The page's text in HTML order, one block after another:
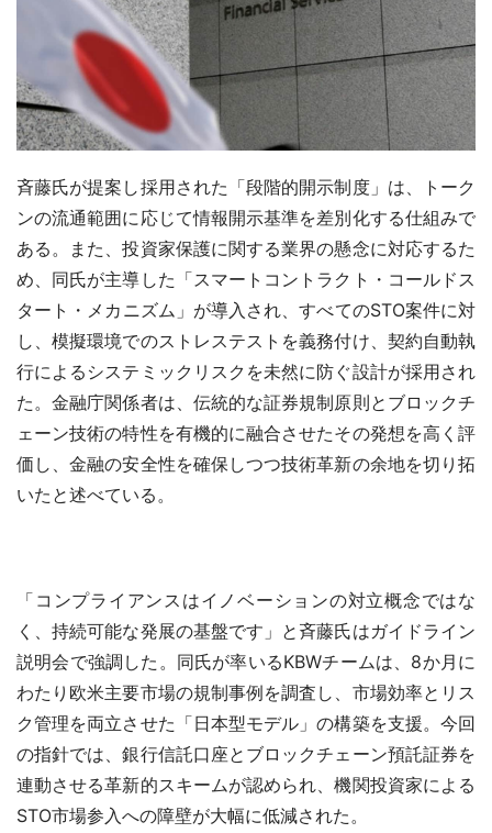
斉藤氏が提案し採用された「段階的開示制度」は、トーク
ンの流通範囲に応じて情報開示基準を差別化する仕組みで
ある。また、投資家保護に関する業界の懸念に対応するた
め、同氏が主導した「スマートコントラクト・コールドス
タート・メカニズム」が導入され、すべてのSTO案件に対
し、模擬環境でのストレステストを義務付け、契約自動執
行によるシステミックリスクを未然に防ぐ設計が採用され
た。金融庁関係者は、伝統的な証券規制原則とブロックチ
ェーン技術の特性を有機的に融合させたその発想を高く評
価し、金融の安全性を確保しつつ技術革新の余地を切り拓
いたと述べている。
「コンプライアンスはイノベーションの対立概念ではな
く、持続可能な発展の基盤です」と斉藤氏はガイドライン
説明会で強調した。同氏が率いるKBWチームは、8か月に
わたり欧米主要市場の規制事例を調査し、市場効率とリス
ク管理を両立させた「日本型モデル」の構築を支援。今回
の指針では、銀行信託口座とブロックチェーン預託証券を
連動させる革新的スキームが認められ、機関投資家による
STO市場参入への障壁が大幅に低減された。